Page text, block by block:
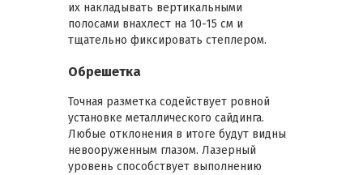
их накладывать вертикальными
полосами внахлест на 10-15 см и
тщательно фиксировать степлером.
Обрешетка
Точная разметка содействует ровной
установке металлического сайдинга.
Любые отклонения в итоге будут видны
невооруженным глазом. Лазерный
уровень способствует выполнению